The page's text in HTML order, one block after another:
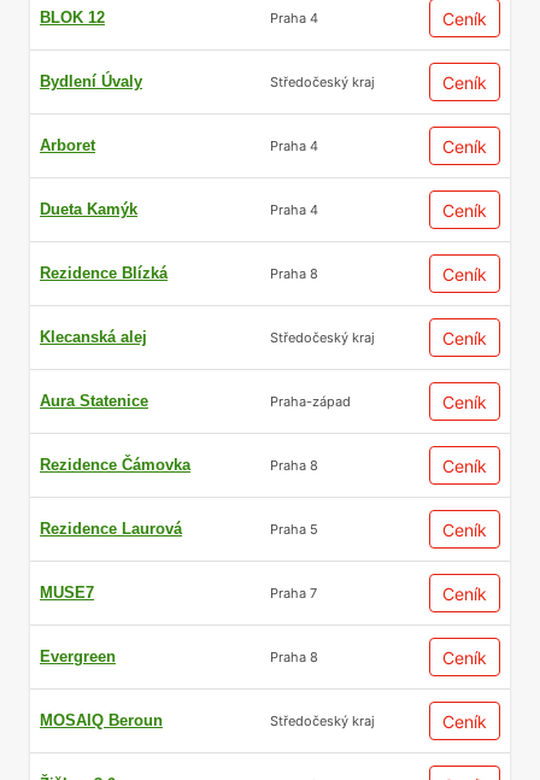
BLOK 12 Praha 4 Ceník
Bydlení Úvaly Středočeský kraj Ceník
Arboret Praha 4 Ceník
Dueta Kamýk Praha 4 Ceník
Rezidence Blízká Praha 8 Ceník
Klecanská alej Středočeský kraj Ceník
Aura Statenice Praha-západ Ceník
Rezidence Čámovka Praha 8 Ceník
Rezidence Laurová Praha 5 Ceník
MUSE7 Praha 7 Ceník
Evergreen Praha 8 Ceník
MOSAIQ Beroun Středočeský kraj Ceník